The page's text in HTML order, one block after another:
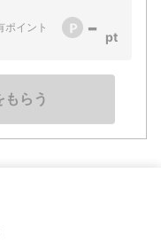
ポイント -
らう